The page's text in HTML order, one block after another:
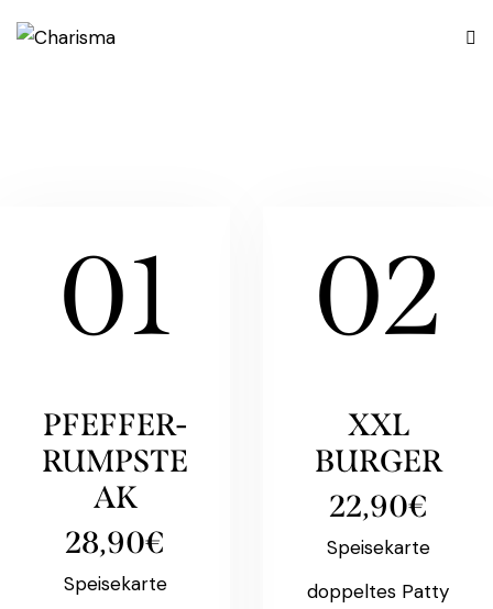
01
PFEFFER-
RUMPSTE
AK
28,90€
Speisekarte
02
XXL
BURGER
22,90€
Speisekarte
doppeltes Patty